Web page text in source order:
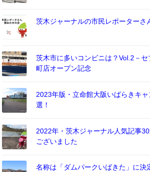
茨木ジャーナルの市民レポーターさ
茨木市に多いコンビニは？Vol.2－
町店オープン記念
2023年版・立命館大阪いばらきキ
選！
2022年・茨木ジャーナル人気記事
ございました
名称は「ダムパークいばきた」に決